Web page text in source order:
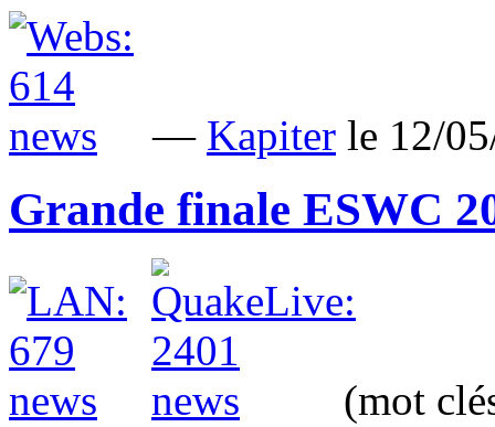
— Kapiter le 12/
Grande finale ESWC
(mot